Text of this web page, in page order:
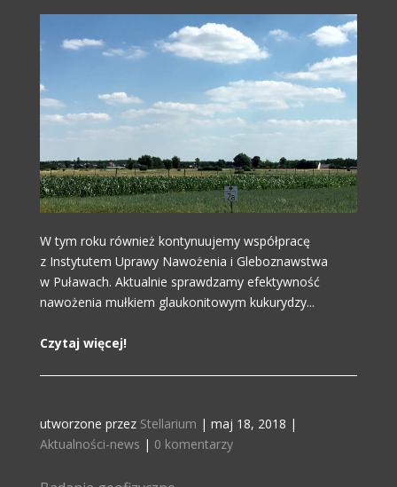
W tym roku również kontynuujemy współpracę
z Instytutem Uprawy Nawożenia i Gleboznawstwa
w Puławach. Aktualnie sprawdzamy efektywność
nawożenia mułkiem glaukonitowym kukurydzy...
Czytaj więcej!
utworzone przez Stellarium | maj 18, 2018 |
Aktualności-news | 0 komentarzy